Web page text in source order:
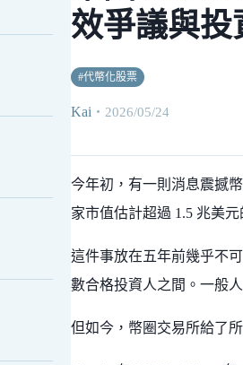
效爭議與投
#代幣化股票
Kai ・ 2026/05/24
今年初，有一則消息震撼
家市值估計超過 1.5 兆美
這件事放在五年前幾乎不
數合格投資人之間。一般
但如今，幣圈交易所給了